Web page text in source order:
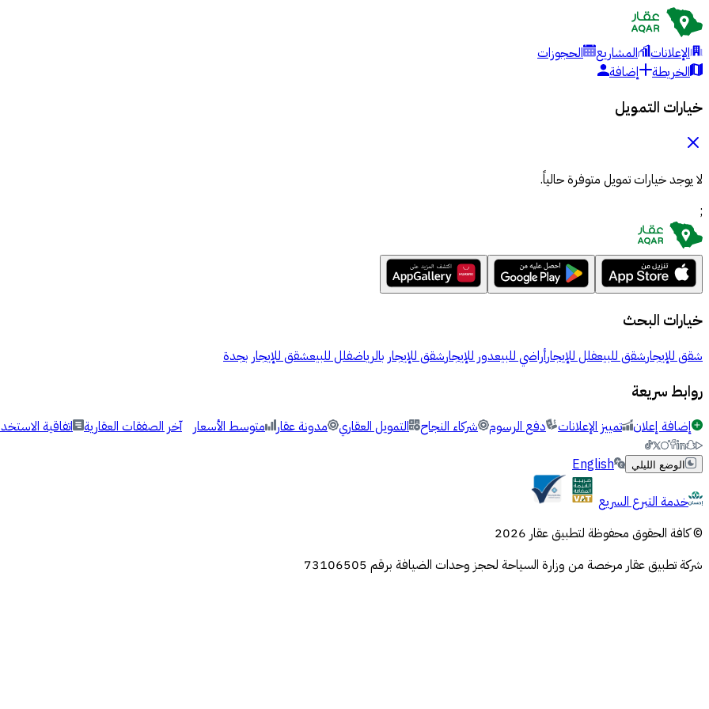
الإعلانات المشاريع
الحجوزات
الخريطة
إضافة
خيارات التمويل
لا يوجد خيارات تمويل متوفرة حالياً.
;
خيارات البحث
شقق للإيجارشقق للبيعفلل للإيجارأراضي للبيعدور للإيجارشقق للإيجار بالرياضفلل للبيعشقق للإيجار بجدة
روابط سريعة
إضافة إعلان تمييز الإعلانات دفع الرسوم شركاء النجاح التمويل العقاري مدونة عقار متوسط الأسعار آخر الصفقات العقارية اتفاقية
الوضع الليلي
English
خدمة التبرع السريع
© كافة الحقوق محفوظة لتطبيق عقار 2026
شركة تطبيق عقار مرخصة من وزارة السياحة لحجز وحدات الضيافة برقم 73106505